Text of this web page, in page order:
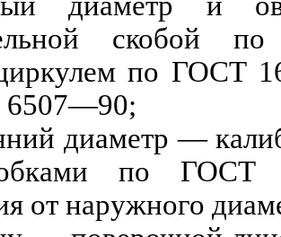
скобой
иркулем по ГОСТ
ний диаметр — кали
по ГОСТ
я от наружного